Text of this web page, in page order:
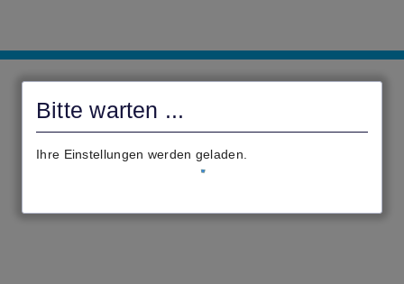
Bitte warten ...
Ihre Einstellungen werden geladen.